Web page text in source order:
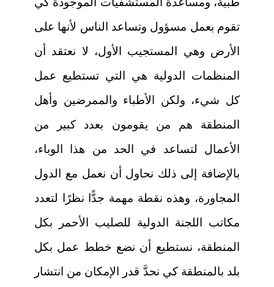
تقوم بعمل مسؤول وتساعد الناس لأنها على
الأرض وهي المستجيب الأول، لا نعتقد أن
المنظمات الدولية هي التي تستطيع عمل
كل شيء، ولكن الأطباء والممرضين وأهل
المنطقة هم من يقومون بعدد كبير من
الأعمال لتساعد في الحد من هذا الوباء،
بالإضافة إلى ذلك نحاول أن نعمل مع الدول
المجاورة، وهذه نقطة مهمة جدًّا نظرًا لتعدد
مكاتب اللجنة الدولية للصليب الأحمر بكل
المنطقة، نستطيع أن نضع خطط عمل بكل
بلد بالمنطقة كي نحدَّ قدر الإمكان من انتشار